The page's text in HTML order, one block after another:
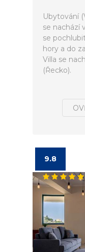
Ubytování
se nachází
se
hory a do
Villa se
(Řecko).
9.8